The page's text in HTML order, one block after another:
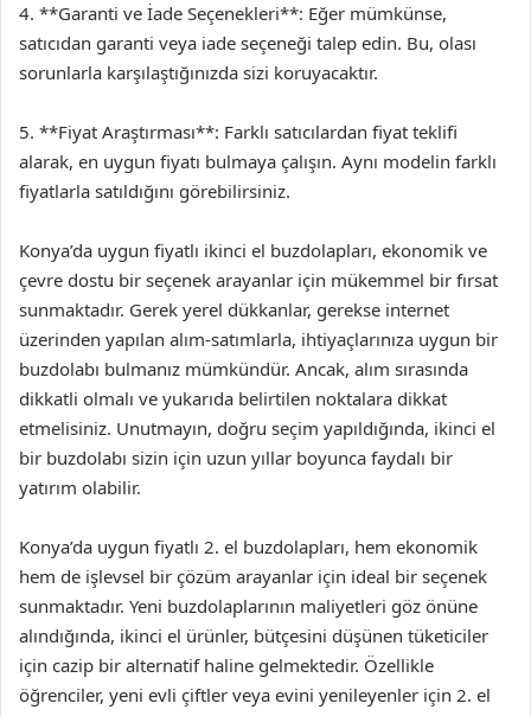
4. **Garanti ve İade Seçenekleri**: Eğer mümkünse,
satıcıdan garanti veya iade seçeneği talep edin. Bu, olası
sorunlarla karşılaştığınızda sizi koruyacaktır.
5. **Fiyat Araştırması**: Farklı satıcılardan fiyat teklifi
alarak, en uygun fiyatı bulmaya çalışın. Aynı modelin farklı
fiyatlarla satıldığını görebilirsiniz.
Konya’da uygun fiyatlı ikinci el buzdolapları, ekonomik ve
çevre dostu bir seçenek arayanlar için mükemmel bir fırsat
sunmaktadır. Gerek yerel dükkanlar, gerekse internet
üzerinden yapılan alım-satımlarla, ihtiyaçlarınıza uygun bir
buzdolabı bulmanız mümkündür. Ancak, alım sırasında
dikkatli olmalı ve yukarıda belirtilen noktalara dikkat
etmelisiniz. Unutmayın, doğru seçim yapıldığında, ikinci el
bir buzdolabı sizin için uzun yıllar boyunca faydalı bir
yatırım olabilir.
Konya’da uygun fiyatlı 2. el buzdolapları, hem ekonomik
hem de işlevsel bir çözüm arayanlar için ideal bir seçenek
sunmaktadır. Yeni buzdolaplarının maliyetleri göz önüne
alındığında, ikinci el ürünler, bütçesini düşünen tüketiciler
için cazip bir alternatif haline gelmektedir. Özellikle
öğrenciler, yeni evli çiftler veya evini yenileyenler için 2. el